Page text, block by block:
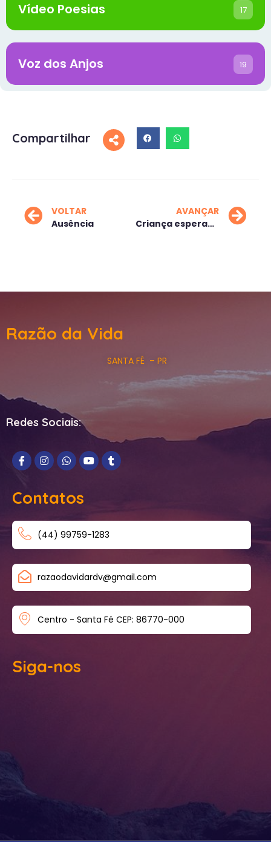
Vídeo Poesias 17
Voz dos Anjos 19
Compartilhar
VOLTAR
Ausência
AVANÇAR
Criança esperança
Razão da Vida
SANTA FÉ – PR
Redes Sociais:
Contatos
(44) 99759-1283
razaodavidardv@gmail.com
Centro - Santa Fé CEP: 86770-000
Siga-nos